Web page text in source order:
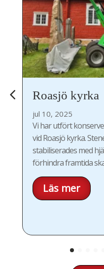
Roasjö kyrka
jul 10, 2025
Vi har utfört
vid Roasjö kyrka.
stabiliserades med
förhindra framtida
Läs mer